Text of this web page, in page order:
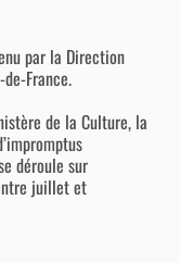
par la Direction
France.
de la Culture, la
déroule sur
juillet et